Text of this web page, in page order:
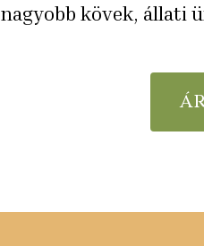
nagyobb kövek, állati